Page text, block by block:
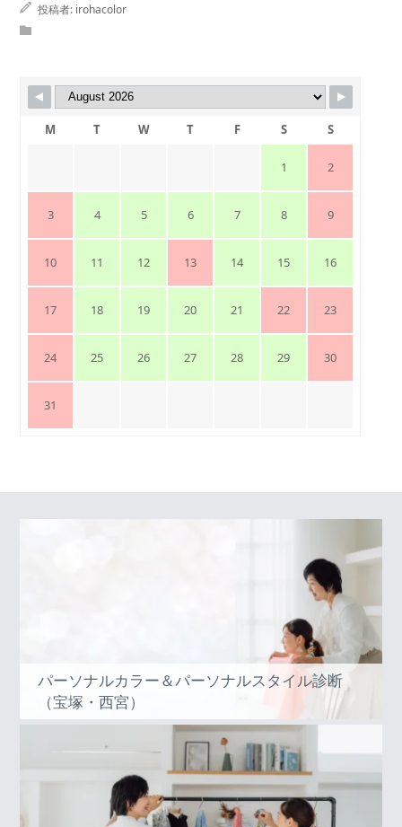
投稿者: irohacolor
M T W T F S S
1 2
3 4 5 6 7 8 9
10 11 12 13 14 15 16
17 18 19 20 21 22 23
24 25 26 27 28 29 30
31
パーソナルカラー＆パーソナルスタイル診断
（宝塚・西宮）